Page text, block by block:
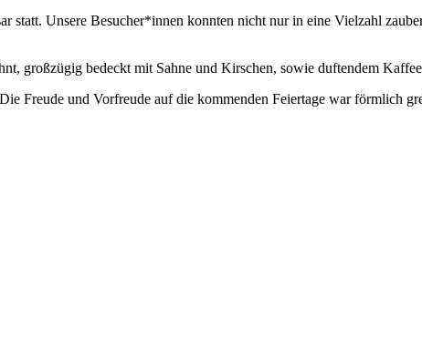
Unsere Besucher*innen konnten nicht nur in eine Vielzahl
großzügig bedeckt mit Sahne und Kirschen, sowie duftendem
Freude und Vorfreude auf die kommenden Feiertage war förmlich